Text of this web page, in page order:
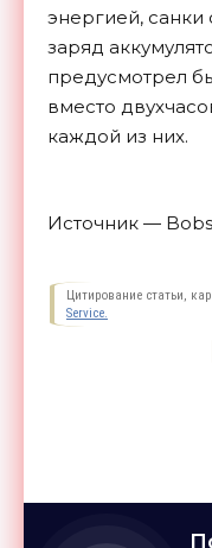
энергией,
заряд
предусмотрел
вместо
каждой из них.
Источник —
Цитирование статьи,
Service.